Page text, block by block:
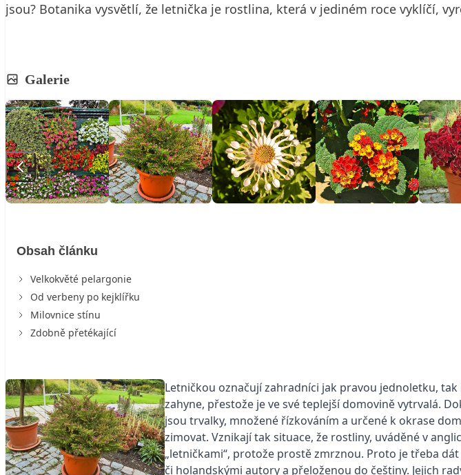
jsou? Botanika vysvětlí, že letnička je rostlina, která v jediném roce vyklíčí,
Galerie
Obsah článku
Velkokvěté pelargonie
Od verbeny po kejklířku
Milovnice stínu
Zdobně přetékající
Letničkou označují zahradníci jak pravou jednoletku,
zahyne, přestože je ve své teplejší domovině vytrvalá.
jsou trvalky, množené řízkováním a určené k okrase
zimovat. Vznikají tak situace, že rostliny, uváděné v
„letničkami“, protože prostě zmrznou. Proto je třeba
či holandskými autory a přeloženou do češtiny. Jejich